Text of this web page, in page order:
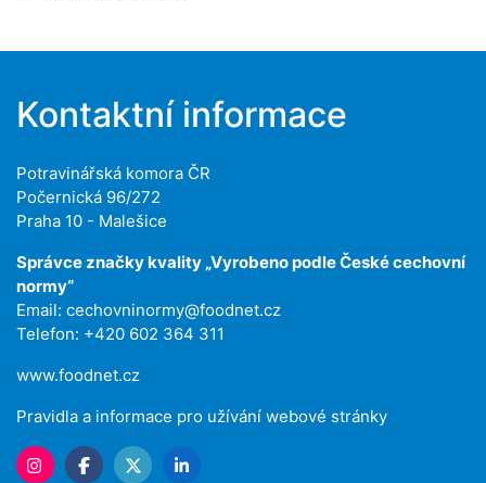
Kontaktní informace
Potravinářská komora ČR
Počernická 96/272
Praha 10 - Malešice
Správce značky kvality „Vyrobeno podle České cechovní
normy“
Email: cechovninormy@foodnet.cz
Telefon: +420 602 364 311
www.foodnet.cz
Pravidla a informace pro užívání webové stránky